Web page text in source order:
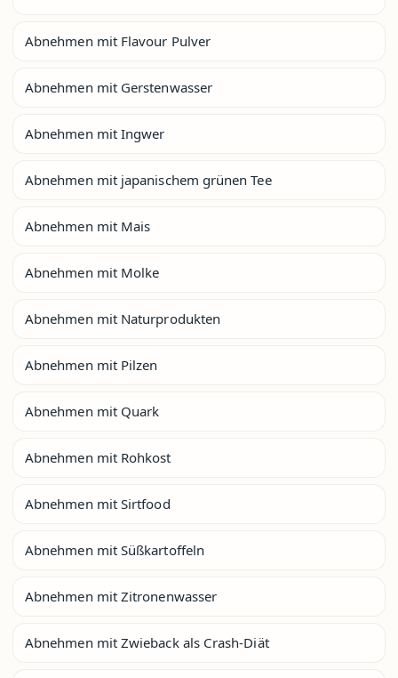
Abnehmen mit Flavour Pulver
Abnehmen mit Gerstenwasser
Abnehmen mit Ingwer
Abnehmen mit japanischem grünen Tee
Abnehmen mit Mais
Abnehmen mit Molke
Abnehmen mit Naturprodukten
Abnehmen mit Pilzen
Abnehmen mit Quark
Abnehmen mit Rohkost
Abnehmen mit Sirtfood
Abnehmen mit Süßkartoffeln
Abnehmen mit Zitronenwasser
Abnehmen mit Zwieback als Crash-Diät